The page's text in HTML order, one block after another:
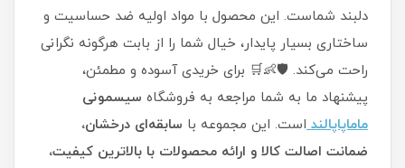
دلبند شماست. این محصول با مواد اولیه ضد حساسیت و
ساختاری بسیار پایدار، خیال شما را از بابت هرگونه نگرانی
راحت می‌کند. 🛡️👶🛒 برای خریدی آسوده و مطمئن،
پیشنهاد ما به شما مراجعه به فروشگاه سیسمونی
ماماپاپالند است. این مجموعه با سابقه‌ای درخشان،
ضمانت اصالت کالا و ارائه محصولات با بالاترین کیفیت،